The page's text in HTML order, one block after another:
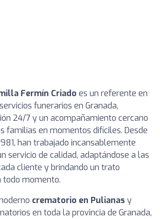
Fermín Criado es un referente en
funerarios en Granada,
24/7 y un acompañamiento cercano
familias en momentos difíciles. Desde
han trabajado incansablemente
servicio de calidad, adaptándose a las
cliente y brindando un trato
todo momento.
crematorio en Pulianas y
en toda la provincia de Granada,